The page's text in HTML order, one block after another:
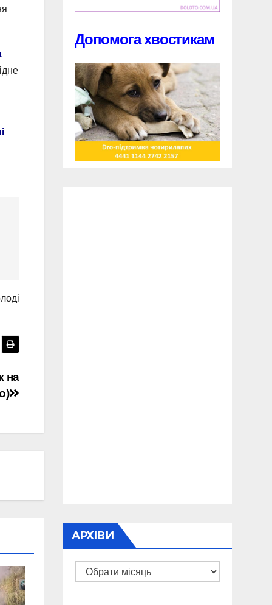
на
Допомога хвостикам
АРХІВИ
Архіви